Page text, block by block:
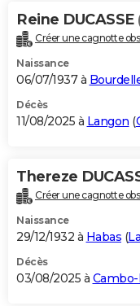
Reine DUCASSE
Créer une cagnotte
Naissance
06/07/1937 à
Décès
11/08/2025 à Langon (
Thereze
Créer une cagnotte
Naissance
29/12/1932 à Habas (
Décès
03/08/2025 à